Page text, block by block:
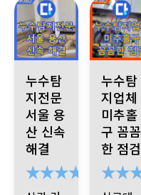
망설임
없이 여
기로 연
락할 거
예요! 누
수다자
바 덕분
에 마음
편히 지
낼 수 있
게 됐습
부 배관
을 타고
내려오
는 누수
포인트
까지 정
확히 특
정해주
셔서 전
문가답
다고 느
오래된
건물이
라 이전
에 쓰던
배관에
서 물이
새서 탐
지가 잘
안된거
라고 해
데 어차
피 조만
간 인테
리어 공
사하려
고 했어
서 그때
같이 하
려고 검
사비만
내고 끝
서 물이
샌다길
래 처음
에 우리
쩡한것
같은데
싶었거
든요
근데 기
사님 하
시는 말
이 화장
실 배관
이나 방
수층 때
문에 밑
에집에
물새는
아무튼
기사님
설명도
알기 쉽
안에 아
파트 처
음 공사
때부터
들어가
있었던
것 같다
고 하셨
습니다.
검사 엄
청 꼼꼼
하게 하
시고 딱
원인 찾
아서 필
요한 데
만 공사
해주십
니다.
깔끔한
마무리
해주셔
서 감사
합니다
누수탐
지전문
서울 용
산 신속
해결
누수탐
지업체
미추홀
구 꼼꼼
한 점검